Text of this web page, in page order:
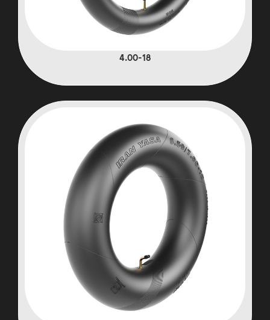
4.00-18